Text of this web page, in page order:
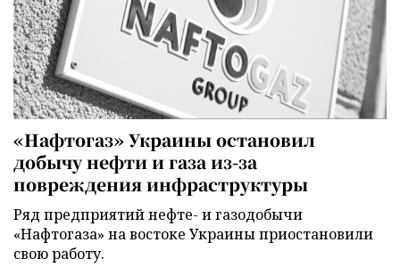
«Нафтогаз» Украины остановил
добычу нефти и газа из-за
повреждения инфраструктуры
Ряд предприятий нефте- и газодобычи
«Нафтогаза» на востоке Украины приостановили
свою работу.